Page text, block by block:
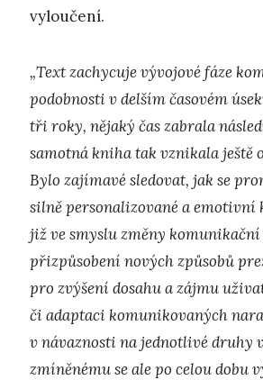
vyloučení.
„Text zachycuje vývojové fáze
podobnosti v delším časovém
tři roky, nějaký čas zabrala
samotná kniha tak vznikala ještě
Bylo zajímavé sledovat, jak se
silně personalizované a emotivní
již ve smyslu změny
přizpůsobení nových způsobů
pro zvýšení dosahu a zájmu
či adaptaci komunikovaných
v návaznosti na jednotlivé druhy
zmíněnému se ale po celou dobu